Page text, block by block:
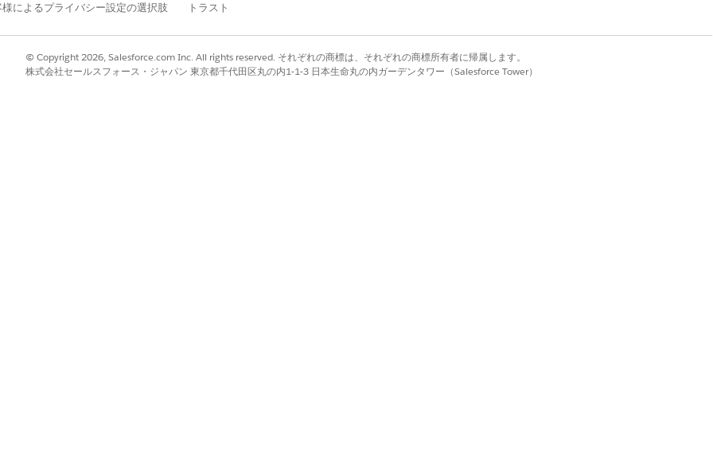
参照 (ルックアップ) または商品名を表す値である [収益データソース] の項目を見つけて選択します。
(ルックアップ) である場合、[商品名] リストから商品名を保存する項目を見つけて選択します。
様によるプライバシー設定の選択肢
トラスト
© Copyright 2026, Salesforce.com Inc. All rights reserved. それぞれの商標は、それぞれの商標所有者に帰属します。
株式会社セールスフォース・ジャパン 東京都千代田区丸の内1-1-3 日本生命丸の内ガーデンタワー（Salesforce Tower）